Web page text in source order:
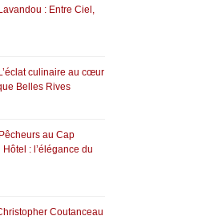
: Entre Ciel,
culinaire au cœur
Belles Rives
au Cap
Hôtel : l’élégance du
Coutanceau